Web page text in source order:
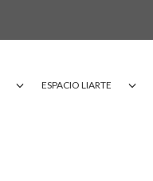
ESPACIO LIARTE